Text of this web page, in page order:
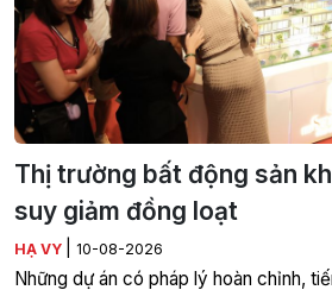
Thị trường bất động sản
suy giảm đồng loạt
HẠ VY 10-08-2026
Những dự án có pháp lý hoàn chỉnh,